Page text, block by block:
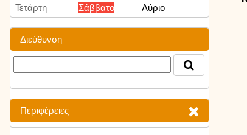
Τετάρτη
Σάββατο
Αύριο
Διεύθυνση
Περιφέρειες